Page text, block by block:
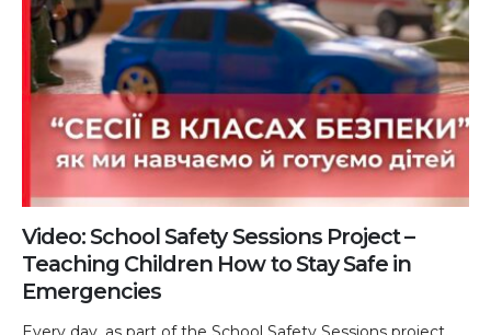
Video: School Safety Sessions Project –
Teaching Children How to Stay Safe in
Emergencies